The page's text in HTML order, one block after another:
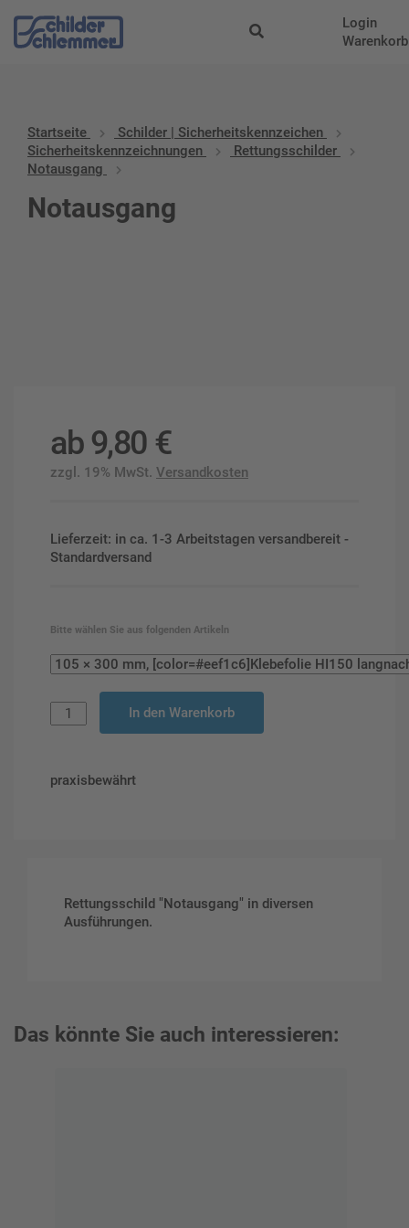
Login
Warenkorb
Startseite
Schilder | Sicherheitskennzeichen
Sicherheitskennzeichnungen
Rettungsschilder
Notausgang
Notausgang
ab 9,80 €
zzgl. 19% MwSt. Versandkosten
Lieferzeit: in ca. 1-3 Arbeitstagen versandbereit -
Standardversand
Bitte wählen Sie aus folgenden Artikeln
In den Warenkorb
praxisbewährt
Rettungsschild "Notausgang" in diversen
Ausführungen.
Das könnte Sie auch interessieren: